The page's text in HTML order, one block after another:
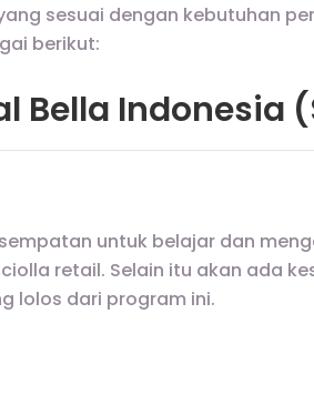
sesuai dengan kebutuhan
berikut:
Bella Indonesia
untuk belajar dan
retail. Selain itu akan ada
lolos dari program ini.